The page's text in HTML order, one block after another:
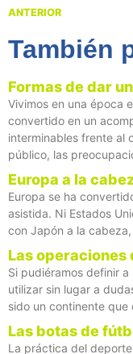
ANTERIOR
También
Formas de dar
Vivimos en una época
convertido en un
interminables frente al
público, las
Europa a la
Europa se ha
asistida. Ni Estados
con Japón a la
Las operaciones
Si pudiéramos definir
utilizar sin lugar a
sido un continente
Las botas de
La práctica del